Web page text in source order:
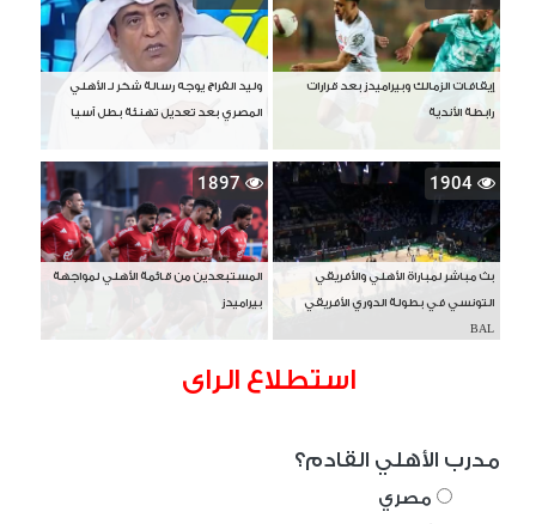
إيقافات الزمالك وبيراميدز بعد قرارات
رابطة الأندية
وليد الفراج يوجه رسالة شكر لـ الأهلي
المصري بعد تعديل تهنئة بطل آسيا
1904
بث مباشر لمباراة الأهلي والأفريقي
التونسي في بطولة الدوري الأفريقي
BAL
1897
المستبعدين من قائمة الأهلي لمواجهة
بيراميدز
استطلاع الراى
مدرب الأهلي القادم؟
مصري